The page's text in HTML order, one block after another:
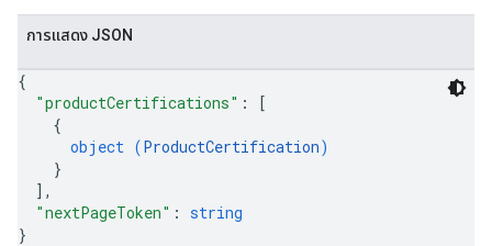
การแสดง JSON
{
"productCertifications" :
[
{
object (ProductCertification)
}
] ,
"nextPageToken" : string
}